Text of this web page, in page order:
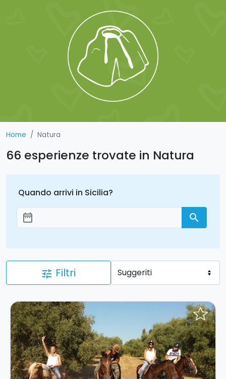
Home Natura
66 esperienze trovate in Natura
Quando arrivi in Sicilia?
Aggiungi le date
date_range search
tune Filtri